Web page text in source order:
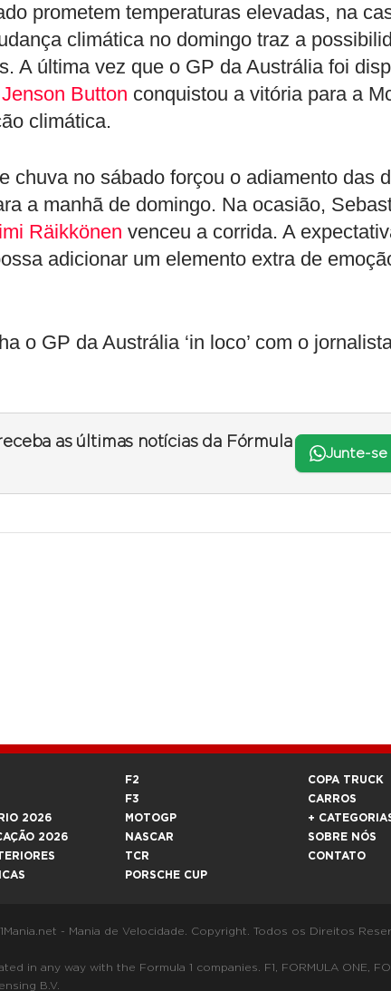
prometem temperaturas elevadas, na
climática no domingo traz a
A última vez que o GP da Austrália foi
Jenson Button conquistou a vitória para a
climática.
chuva no sábado forçou o adiamento das
a manhã de domingo. Na ocasião,
Räikkönen venceu a corrida. A
adicionar um elemento extra de
o GP da Austrália ‘in loco’ com o
as últimas notícias da Fórmula
Junte-se
2026
2026
F2
F3
MOTOGP
NASCAR
TCR
PORSCHE CUP
COPA TRUCK
CARROS
+
SOBRE NÓS
CONTATO
- Mania de Velocidade. Copyright. Todos os Direitos
in any way with the Formula 1 companies. F1, FORMULA ONE,
B.V.